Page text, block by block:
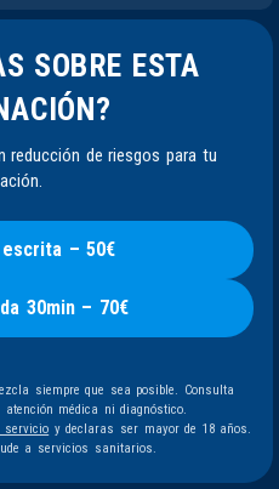
SOBRE ESTA
reducción de riesgos para tu
– 50€
30min – 70€
siempre que sea posible. Consulta
atención médica ni diagnóstico.
servicio y declaras ser mayor de 18 años.
a servicios sanitarios.